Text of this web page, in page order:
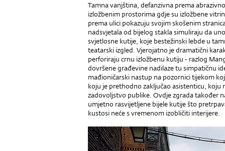
Tamna vanjština, defanzivna prema
izložbenim prostorima gdje su izložbene
prema ulici pokazuju svojim skošenim
nadsvjetala od bijelog stakla simuliraju da
svjetlosne kutije, koje bestežinski lebde u
teatarski izgled. Vjerojatno je dramatični
perforiraju crnu izložbenu kutiju - razlog
dovršene građevine nadilaze tu simpatičnu
mađioničarski nastup na pozornici tijekom
koju je prethodno zaključao asistenticu, koju
zadovoljstvo publike. Ovdje zgrada također
umjetno rasvijetljene bijele kutije što
kustosi neće s vremenom izobličiti interijere.